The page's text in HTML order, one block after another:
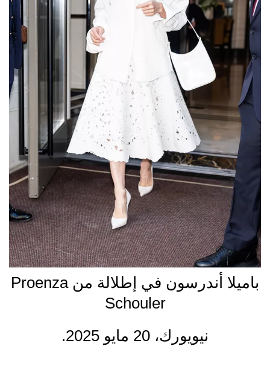
باميلا أندرسون في إطلالة من Proenza
Schouler
نيويورك، 20 مايو 2025.